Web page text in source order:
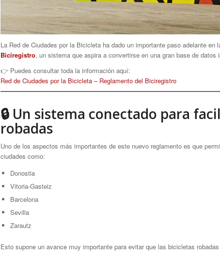
La Red de Ciudades por la Bicicleta ha dado un importante paso adelante
Biciregistro, un sistema que aspira a convertirse en una gran base de
👉 Puedes consultar toda la información aquí:
Red de Ciudades por la Bicicleta – Reglamento del Biciregistro
🔒 Un sistema conectado para
robadas
Uno de los aspectos más importantes de este nuevo reglamento es que
ciudades como:
Donostia
Vitoria-Gasteiz
Barcelona
Sevilla
Zarautz
Esto supone un avance muy importante para evitar que las bicicletas